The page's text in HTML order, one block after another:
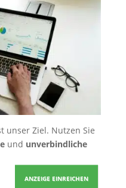
unser Ziel. Nutzen Sie
und unverbindliche
ANZEIGE EINREICHEN